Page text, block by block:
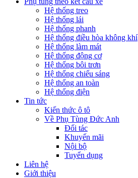
Hệ thống treo
Hệ thống lái
Hệ thống phanh
Hệ thống điều hòa không khí
Hệ thống làm mát
Hệ thống động cơ
Hệ thống bôi trơn
Hệ thống chiếu sáng
Hệ thống an toàn
Hệ thống điện
Tin tức
Kiến thức ô tô
Về Phụ Tùng Đức Anh
Đối tác
Khuyến mãi
Nội bộ
Tuyển dụng
Liên hệ
Giới thiệu